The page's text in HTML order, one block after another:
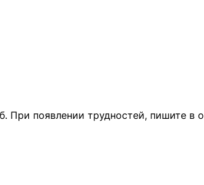
появлении трудностей, пишите в